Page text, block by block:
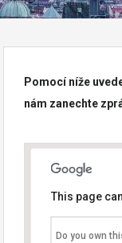
Pomocí níže
nám zanechte
This page
Do you own